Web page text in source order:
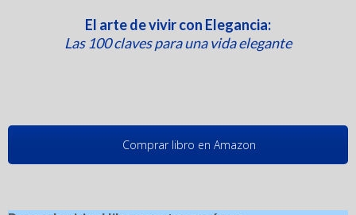
El arte de vivir con Elegancia:
Las 100 claves para una vida elegante
Comprar libro en Amazon